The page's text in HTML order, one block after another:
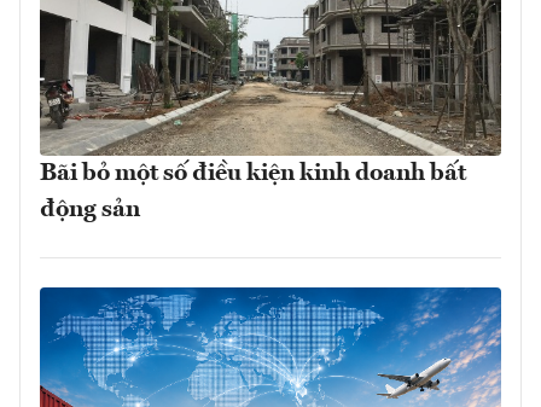
Bãi bỏ một số điều kiện kinh doanh bất
động sản